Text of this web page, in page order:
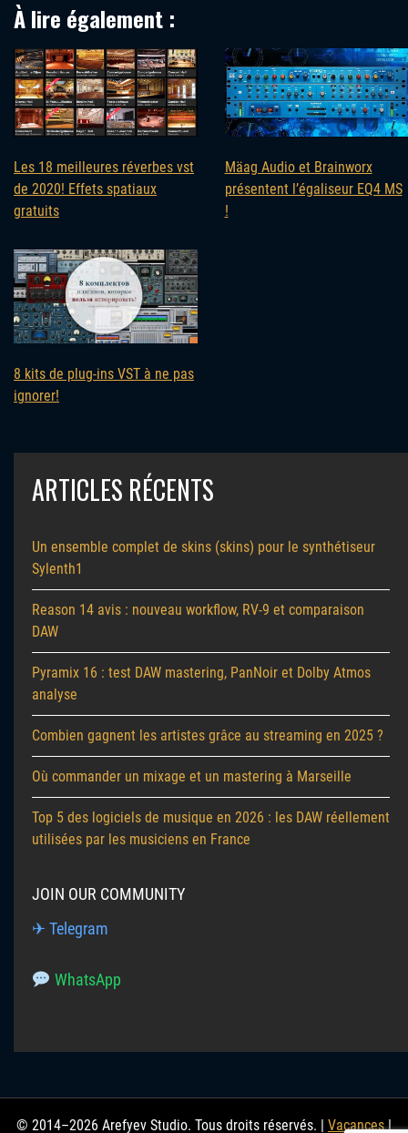
À lire également :
Les 18 meilleures réverbes vst
de 2020! Effets spatiaux
gratuits
Mäag Audio et Brainworx
présentent l’égaliseur EQ4 MS
!
8 kits de plug-ins VST à ne pas
ignorer!
ARTICLES RÉCENTS
Un ensemble complet de skins (skins) pour le synthétiseur
Sylenth1
Reason 14 avis : nouveau workflow, RV-9 et comparaison
DAW
Pyramix 16 : test DAW mastering, PanNoir et Dolby Atmos
analyse
Combien gagnent les artistes grâce au streaming en 2025 ?
Où commander un mixage et un mastering à Marseille
Top 5 des logiciels de musique en 2026 : les DAW réellement
utilisées par les musiciens en France
JOIN OUR COMMUNITY
✈ Telegram
WhatsApp
© 2014–2026 Arefyev Studio. Tous droits réservés. | Vacances|